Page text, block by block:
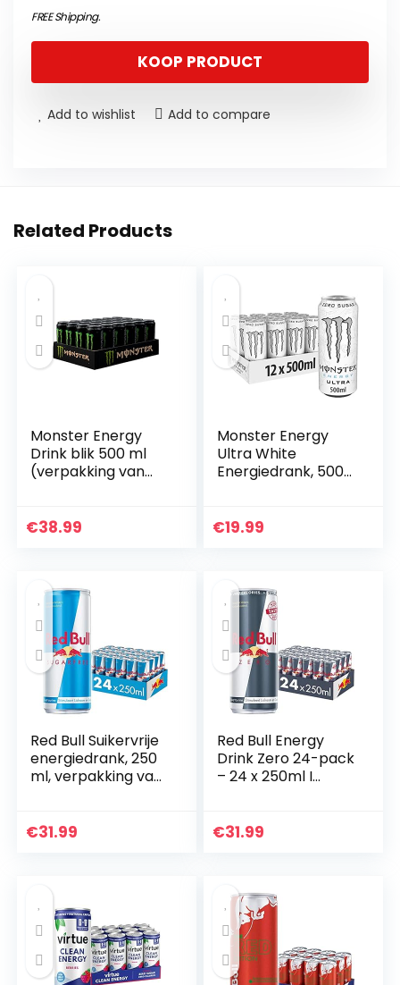
FREE Shipping.
KOOP PRODUCT
Add to wishlist Add to compare
Related Products
Monster Energy
Drink blik 500 ml
(verpakking van
€38.99
Monster Energy
Ultra White
Energiedrank, 500
€19.99
Red Bull Suikervrije
energiedrank, 250
ml, verpakking van
€31.99
Red Bull Energy
Drink Zero 24-pack
– 24 x 250ml I
Wereldwijd
€31.99